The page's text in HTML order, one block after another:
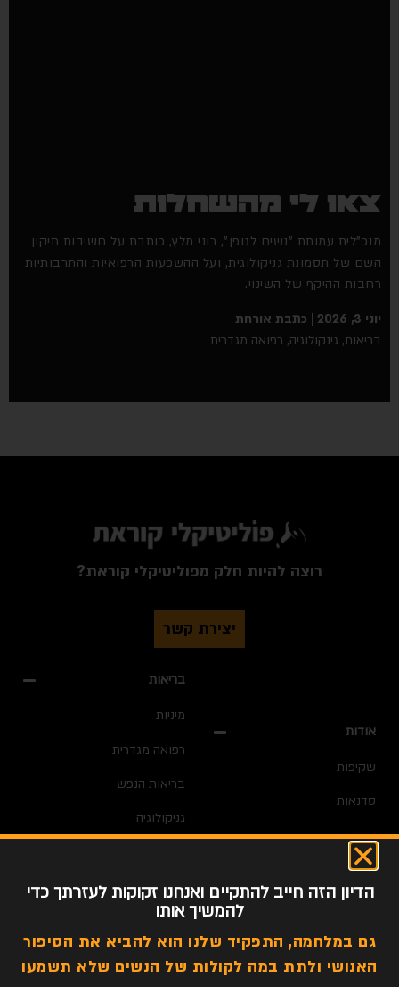
צאו לי מהשחלות
מנכ"לית עמותת "נשים לגופן", רוני מלץ, כותבת על חשיבות תיקון
השם של תסמונת גניקולוגית, ועל ההשפעות הרפואיות והתרבותיות
רחבות ההיקף של השינוי.
יוני 3, 2026
כתבת אורחת
בריאות, גינקולוגיה, רפואה מגדרית
רוצה להיות חלק מפוליטיקלי קוראת?
יצירת קשר
אודות
שקיפות
סדנאות
חדשות
בריאות
מיניות
רפואה מגדרית
בריאות הנפש
גניקולוגיה
אלימות מגדרית
הדיון הזה חייב להתקיים ואנחנו זקוקות לעזרתך כדי
להמשיך אותו
גם במלחמה, התפקיד שלנו הוא להביא את הסיפור
האנושי ולתת במה לקולות של הנשים שלא תשמעו